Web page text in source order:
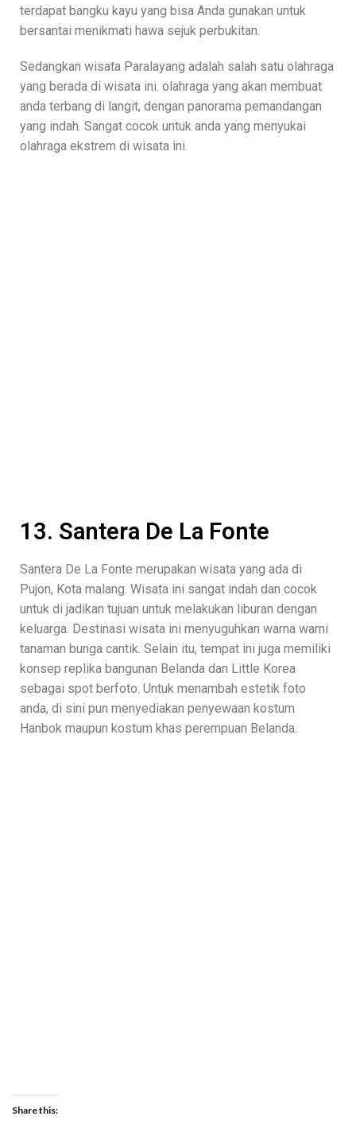
terdapat bangku kayu yang bisa Anda gunakan untuk
bersantai menikmati hawa sejuk perbukitan.
Sedangkan wisata Paralayang adalah salah satu olahraga
yang berada di wisata ini. olahraga yang akan membuat
anda terbang di langit, dengan panorama pemandangan
yang indah. Sangat cocok untuk anda yang menyukai
olahraga ekstrem di wisata ini.
13. Santera De La Fonte
Santera De La Fonte merupakan wisata yang ada di
Pujon, Kota malang. Wisata ini sangat indah dan cocok
untuk di jadikan tujuan untuk melakukan liburan dengan
keluarga. Destinasi wisata ini menyuguhkan warna warni
tanaman bunga cantik. Selain itu, tempat ini juga memiliki
konsep replika bangunan Belanda dan Little Korea
sebagai spot berfoto. Untuk menambah estetik foto
anda, di sini pun menyediakan penyewaan kostum
Hanbok maupun kostum khas perempuan Belanda.
Share this: